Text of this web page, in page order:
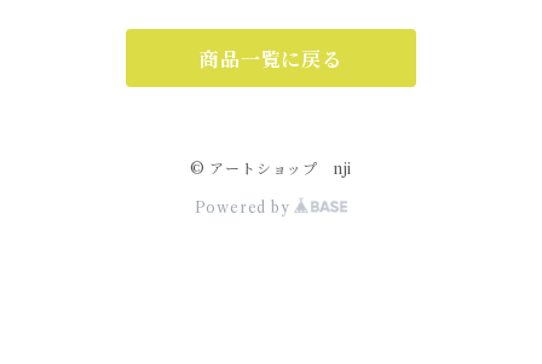
商品一覧に戻る
© アートショップ nji
Powered by